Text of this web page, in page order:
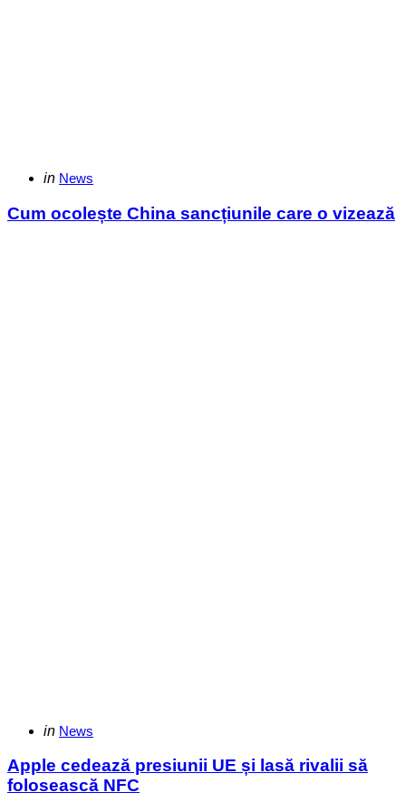
Categories
Posted
in News
Cum ocolește China sancțiunile care o vizează
Categories
Posted
in News
Apple cedează presiunii UE și lasă rivalii să
folosească NFC